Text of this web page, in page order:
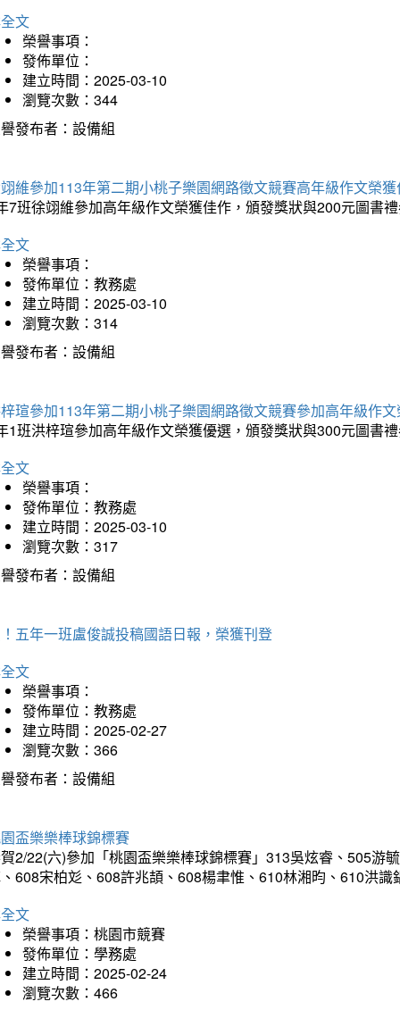
文
榮譽事項：
發佈單位：
建立時間：2025-03-10
瀏覽次數：344
發布者：設備組
維參加113年第二期小桃子樂園網路徵文競賽高年級作文榮
7班徐翊維參加高年級作文榮獲佳作，頒發獎狀與200元圖書
文
榮譽事項：
發佈單位：教務處
建立時間：2025-03-10
瀏覽次數：314
發布者：設備組
瑄參加113年第二期小桃子樂園網路徵文競賽參加高年級作
1班洪梓瑄參加高年級作文榮獲優選，頒發獎狀與300元圖書
文
榮譽事項：
發佈單位：教務處
建立時間：2025-03-10
瀏覽次數：317
發布者：設備組
五年一班盧俊誠投稿國語日報，榮獲刊登
文
榮譽事項：
發佈單位：教務處
建立時間：2025-02-27
瀏覽次數：366
發布者：設備組
盃樂樂棒球錦標賽
2/22(六)參加「桃園盃樂樂棒球錦標賽」313吳炫睿、505游
608宋柏彣、608許兆頡、608楊聿惟、610林湘昀、610洪
文
榮譽事項：桃園市競賽
發佈單位：學務處
建立時間：2025-02-24
瀏覽次數：466